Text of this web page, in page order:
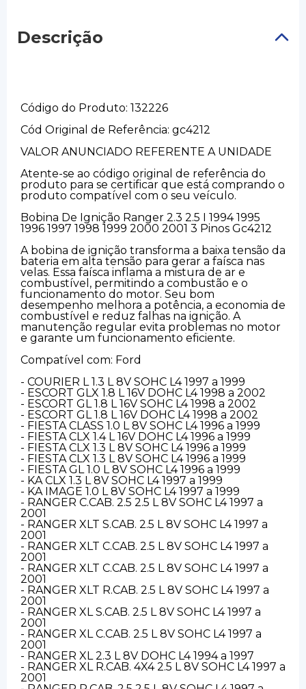
Descrição
Código do Produto: 132226
Cód Original de Referência: gc4212
VALOR ANUNCIADO REFERENTE A UNIDADE
Atente-se ao código original de referência do
produto para se certificar que está comprando o
produto compatível com o seu veículo.
Bobina De Ignição Ranger 2.3 2.5 I 1994 1995
1996 1997 1998 1999 2000 2001 3 Pinos Gc4212
A bobina de ignição transforma a baixa tensão da
bateria em alta tensão para gerar a faísca nas
velas. Essa faísca inflama a mistura de ar e
combustível, permitindo a combustão e o
funcionamento do motor. Seu bom
desempenho melhora a potência, a economia de
combustível e reduz falhas na ignição. A
manutenção regular evita problemas no motor
e garante um funcionamento eficiente.
Compatível com: Ford
- COURIER L 1.3 L 8V SOHC L4 1997 a 1999
- ESCORT GLX 1.8 L 16V DOHC L4 1998 a 2002
- ESCORT GL 1.8 L 16V SOHC L4 1998 a 2002
- ESCORT GL 1.8 L 16V DOHC L4 1998 a 2002
- FIESTA CLASS 1.0 L 8V SOHC L4 1996 a 1999
- FIESTA CLX 1.4 L 16V DOHC L4 1996 a 1999
- FIESTA CLX 1.3 L 8V SOHC L4 1996 a 1999
- FIESTA CLX 1.3 L 8V SOHC L4 1996 a 1999
- FIESTA GL 1.0 L 8V SOHC L4 1996 a 1999
- KA CLX 1.3 L 8V SOHC L4 1997 a 1999
- KA IMAGE 1.0 L 8V SOHC L4 1997 a 1999
- RANGER C.CAB. 2.5 2.5 L 8V SOHC L4 1997 a
2001
- RANGER XLT S.CAB. 2.5 L 8V SOHC L4 1997 a
2001
- RANGER XLT C.CAB. 2.5 L 8V SOHC L4 1997 a
2001
- RANGER XLT C.CAB. 2.5 L 8V SOHC L4 1997 a
2001
- RANGER XLT R.CAB. 2.5 L 8V SOHC L4 1997 a
2001
- RANGER XL S.CAB. 2.5 L 8V SOHC L4 1997 a
2001
- RANGER XL C.CAB. 2.5 L 8V SOHC L4 1997 a
2001
- RANGER XL 2.3 L 8V DOHC L4 1994 a 1997
- RANGER XL R.CAB. 4X4 2.5 L 8V SOHC L4 1997 a
2001